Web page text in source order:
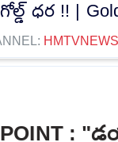
ధర !! |
HMTVNEWS
POINT :